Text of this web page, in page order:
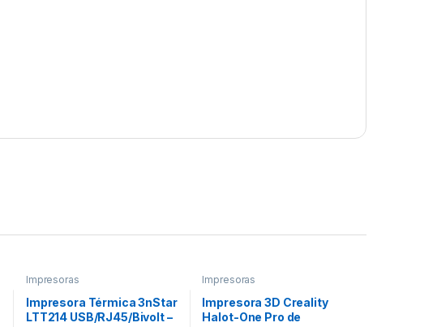
Impresoras
Impresora Térmica 3nStar
LTT214 USB/RJ45/Bivolt –
Impresoras
Impresora 3D Creality
Halot-One Pro de